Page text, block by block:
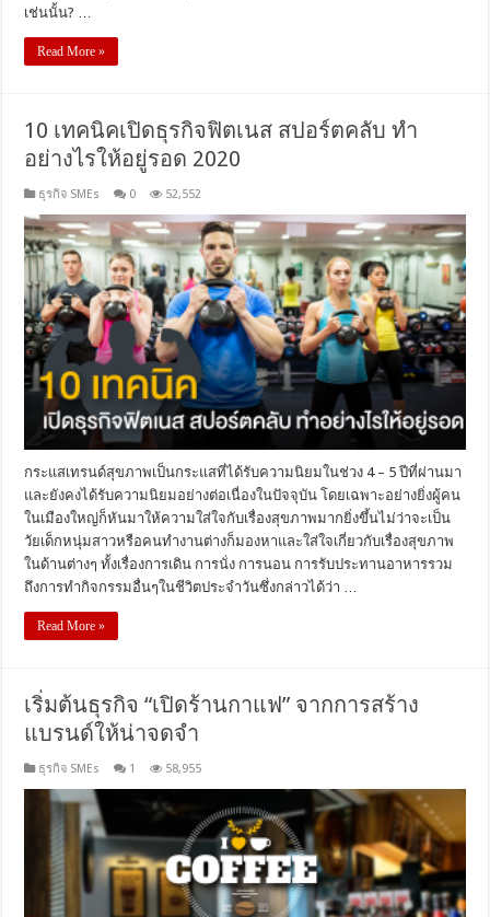
เช่นนั้น? …
Read More »
10 เทคนิคเปิดธุรกิจฟิตเนส สปอร์ตคลับ ทำ
อย่างไรให้อยู่รอด 2020
ธุรกิจ SMEs 0 52,552
กระแสเทรนด์สุขภาพเป็นกระแสที่ได้รับความนิยมในช่วง 4 – 5 ปีที่ผ่านมา
และยังคงได้รับความนิยมอย่างต่อเนื่องในปัจจุบัน โดยเฉพาะอย่างยิ่งผู้คน
ในเมืองใหญ่ก็หันมาให้ความใส่ใจกับเรื่องสุขภาพมากยิ่งขึ้นไม่ว่าจะเป็น
วัยเด็กหนุ่มสาวหรือคนทำงานต่างก็มองหาและใส่ใจเกี่ยวกับเรื่องสุขภาพ
ในด้านต่างๆ ทั้งเรื่องการเดิน การนั่ง การนอน การรับประทานอาหารรวม
ถึงการทำกิจกรรมอื่นๆในชีวิตประจำวันซึ่งกล่าวได้ว่า …
Read More »
เริ่มต้นธุรกิจ “เปิดร้านกาแฟ” จากการสร้าง
แบรนด์ให้น่าจดจำ
ธุรกิจ SMEs 1 58,955